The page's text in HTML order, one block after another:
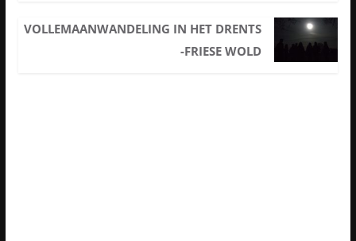
VOLLEMAANWANDELING IN HET DRENTS
-FRIESE WOLD